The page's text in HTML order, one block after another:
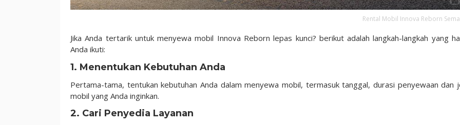
Rental Mobil Innova Reborn
Jika Anda tertarik untuk menyewa mobil Innova Reborn lepas kunci? berikut adalah langkah-langkah yang
Anda ikuti:
1. Menentukan Kebutuhan Anda
Pertama-tama, tentukan kebutuhan Anda dalam menyewa mobil, termasuk tanggal, durasi penyewaan dan
mobil yang Anda inginkan.
2. Cari Penyedia Layanan